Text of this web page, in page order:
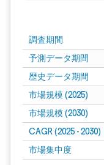
調査期間
予測データ期間
歴史データ期間
市場規模 (2025)
市場規模 (2030)
CAGR (2025 - 2030)
市場集中度